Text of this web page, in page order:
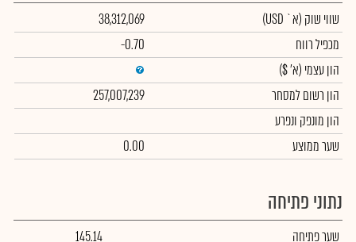
שווי שוק (א` USD)
38,312,069
מכפיל רווח
-0.70
הון עצמי (א' $)
הון רשום למסחר
257,007,239
הון מונפק ונפרע
שער ממוצע
0.00
נתוני פתיחה
שער פתיחה 145.14